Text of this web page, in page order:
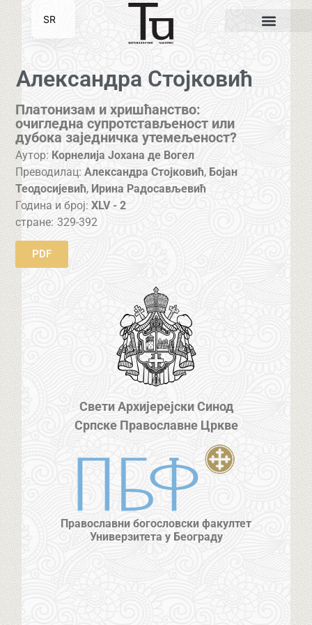
Александра Стојковић
Платонизам и хришћанство:
очигледна супротстављеност или
дубока заједничка утемељеност?
Аутор: Корнелија Јохана де Вогел
Преводилац: Александра Стојковић, Бојан
Теодосијевић, Ирина Радосављевић
Година и број:XLV - 2
стране: 329-392
PDF
Свети Архијерејски Синод
Српске Православне Цркве
Православни богословски факултет
Универзитета у Београду
SR
EN